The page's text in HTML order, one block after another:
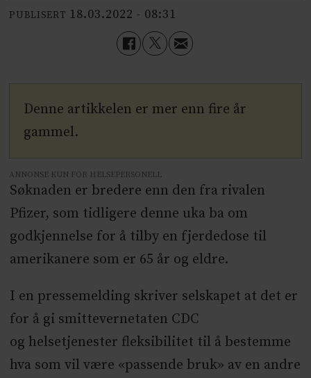
PUBLISERT 18.03.2022 - 08:31
Denne artikkelen er mer enn fire år
gammel.
ANNONSE KUN FOR HELSEPERSONELL
Søknaden er bredere enn den fra rivalen
Pfizer, som tidligere denne uka ba om
godkjennelse for å tilby en fjerdedose til
amerikanere som er 65 år og eldre.
I en pressemelding skriver selskapet at det er
for å gi smittevernetaten CDC
og helsetjenester fleksibilitet til å bestemme
hva som vil være «passende bruk» av en andre